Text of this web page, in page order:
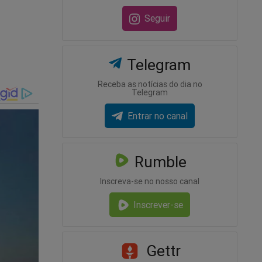
Seguir
Telegram
Receba as notícias do dia no
Telegram
Entrar no canal
Rumble
Inscreva-se no nosso canal
Inscrever-se
Gettr